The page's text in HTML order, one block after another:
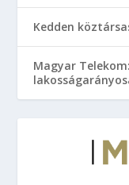
Kedden
Magyar